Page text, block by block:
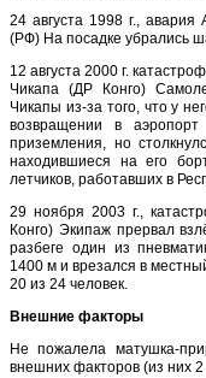
24 августа 1998 г.,
(РФ) На посадке убрались
12 августа 2000 г.
Чикапа (ДР Конго)
Чикапы из-за того, что у
возвращении в
приземления, но
находившиеся на его
летчиков, работавших в
29 ноября 2003 г.,
Конго) Экипаж прервал
разбеге один из
1400 м и врезался в
20 из 24 человек.
Внешние факторы
Не пожалела матушка-
внешних факторов (из них 2